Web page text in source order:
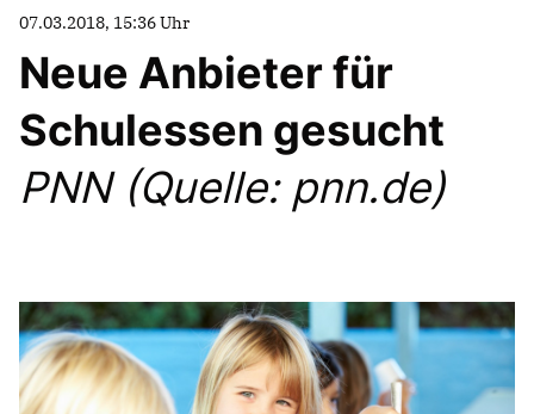
VITA
WAHLKREISBESUCHE
PRESSEFOTOS
MEIN BÜRGERBÜRO
ZIELE
Redebeiträge
Anträge CDU
Kleine Anfragen
07.03.2018, 15:36 Uhr
Neue Anbieter für
Schulessen gesucht
PNN (Quelle: pnn.de)